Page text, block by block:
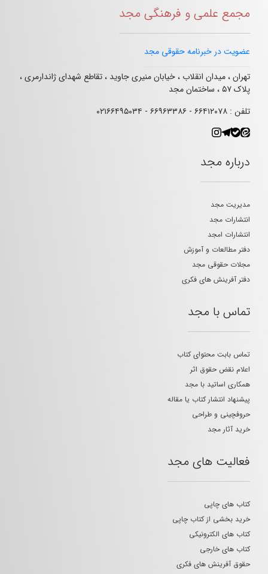
مجمع علمی و فرهنگی مجد
عضویت در خبرنامه حقوقی مجد
تهران ، میدان انقلاب ، خیابان منیری جاوید ، تقاطع شهدای ژاندارمری ،
پلاک ۵۷ ، ساختمان مجد
تلفن : ۶۶۴۱۲۰۷۸ - ۶۶۹۶۳۳۸۶ - ۰۲۱۶۶۴۹۵۰۳۴
درباره مجد
مدیریت مجد
انتشارات مجد
انتشارات امجد
دفتر مطالعات و آموزش
مجلات حقوقی مجد
دفتر آفرینش های فکری
تماس با مجد
تماس بابت محتوای کتاب
اعلام نقض حقوق اثر
همکاری اساتید با مجد
پیشنهاد انتشار کتاب یا مقاله
حروفچینی و طراحی
خرید آثار مجد
فعالیت های مجد
کتاب های چاپی
خرید بخشی از کتاب چاپی
کتاب های الکترونیکی
کتاب های خارجی
حقوق آفرینش های فکری